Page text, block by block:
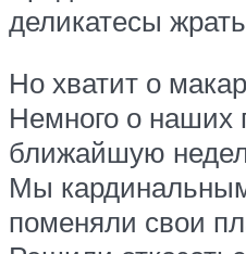
деликатесы
Но хватит о
Немного о наших
ближайшую
Мы
поменяли свои